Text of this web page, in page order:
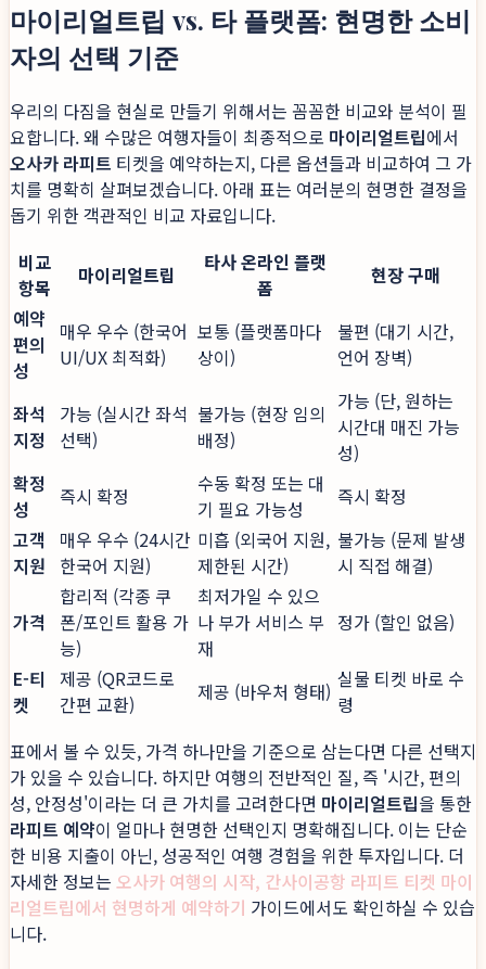
마이리얼트립 vs. 타 플랫폼: 현명한 소비
자의 선택 기준
우리의 다짐을 현실로 만들기 위해서는 꼼꼼한 비교와 분석이 필
요합니다. 왜 수많은 여행자들이 최종적으로 마이리얼트립에서
오사카 라피트 티켓을 예약하는지, 다른 옵션들과 비교하여 그 가
치를 명확히 살펴보겠습니다. 아래 표는 여러분의 현명한 결정을
돕기 위한 객관적인 비교 자료입니다.
비교
항목
마이리얼트립
타사 온라인 플랫
폼
현장 구매
예약
편의
성
매우 우수 (한국어
UI/UX 최적화)
보통 (플랫폼마다
상이)
불편 (대기 시간,
언어 장벽)
좌석
지정
가능 (실시간 좌석
선택)
불가능 (현장 임의
배정)
가능 (단, 원하는
시간대 매진 가능
성)
확정
성
즉시 확정
수동 확정 또는 대
기 필요 가능성
즉시 확정
고객
지원
매우 우수 (24시간
한국어 지원)
미흡 (외국어 지원,
제한된 시간)
불가능 (문제 발생
시 직접 해결)
가격
합리적 (각종 쿠
폰/포인트 활용 가
능)
최저가일 수 있으
나 부가 서비스 부
재
정가 (할인 없음)
E-티
켓
제공 (QR코드로
간편 교환)
제공 (바우처 형태) 실물 티켓 바로 수
령
표에서 볼 수 있듯, 가격 하나만을 기준으로 삼는다면 다른 선택지
가 있을 수 있습니다. 하지만 여행의 전반적인 질, 즉 '시간, 편의
성, 안정성'이라는 더 큰 가치를 고려한다면 마이리얼트립을 통한
라피트 예약이 얼마나 현명한 선택인지 명확해집니다. 이는 단순
한 비용 지출이 아닌, 성공적인 여행 경험을 위한 투자입니다. 더
자세한 정보는 오사카 여행의 시작, 간사이공항 라피트 티켓 마이
리얼트립에서 현명하게 예약하기 가이드에서도 확인하실 수 있습
니다.